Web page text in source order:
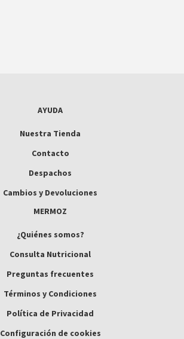
AYUDA
Nuestra Tienda
Contacto
Despachos
Cambios y Devoluciones
MERMOZ
¿Quiénes somos?
Consulta Nutricional
Preguntas frecuentes
Términos y Condiciones
Política de Privacidad
Configuración de cookies